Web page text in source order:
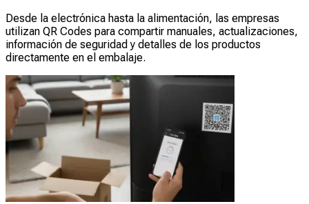
Desde la electrónica hasta la alimentación, las empresas
utilizan QR Codes para compartir manuales, actualizaciones,
información de seguridad y detalles de los productos
directamente en el embalaje.